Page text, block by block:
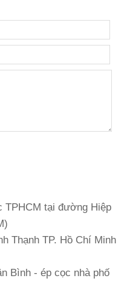
TPHCM tại đường Hiệp
Thạnh TP. Hồ Chí Minh
Bình - ép cọc nhà phố